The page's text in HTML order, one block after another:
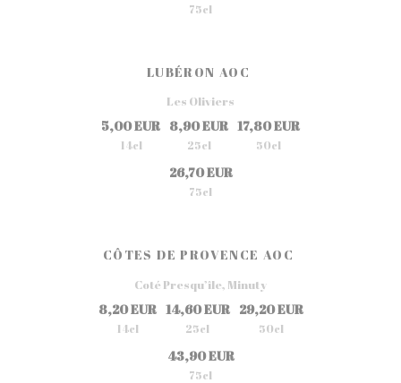
75cl
LUBÉRON AOC
Les Oliviers
5,00 EUR
14cl
8,90 EUR
25cl
17,80 EUR
50cl
26,70 EUR
75cl
CÔTES DE PROVENCE AOC
Coté Presqu’île, Minuty
8,20 EUR
14cl
14,60 EUR
25cl
29,20 EUR
50cl
43,90 EUR
75cl